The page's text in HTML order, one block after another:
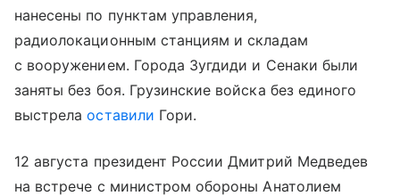
нанесены по пунктам управления,
радиолокационным станциям и складам
с вооружением. Города Зугдиди и Сенаки были
заняты без боя. Грузинские войска без единого
выстрелаоставили Гори.
12 августа президент России Дмитрий Медведев
на встрече с министром обороны Анатолием